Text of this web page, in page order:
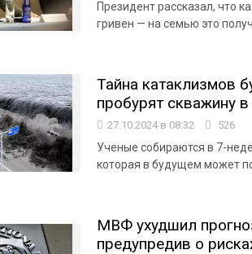
Президент рассказал, что
гривен — на семью это
Тайна катаклизмов
пробурят скважину
27.10.2024 в 08:32 526
Ученые собираются в 7-
которая в будущем может
МВФ ухудшил
предупредив о